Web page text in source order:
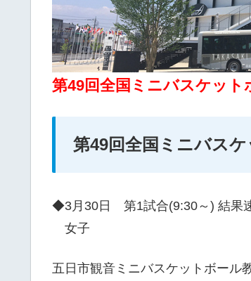
第49回全国ミニバスケット
第49回全国ミニバス
◆3月30日 第1試合(9:30～) 結果
女子
五日市観音ミニバスケットボー